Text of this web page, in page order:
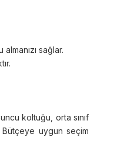
sağlar.
koltuğu, orta sınıf
uygun seçim